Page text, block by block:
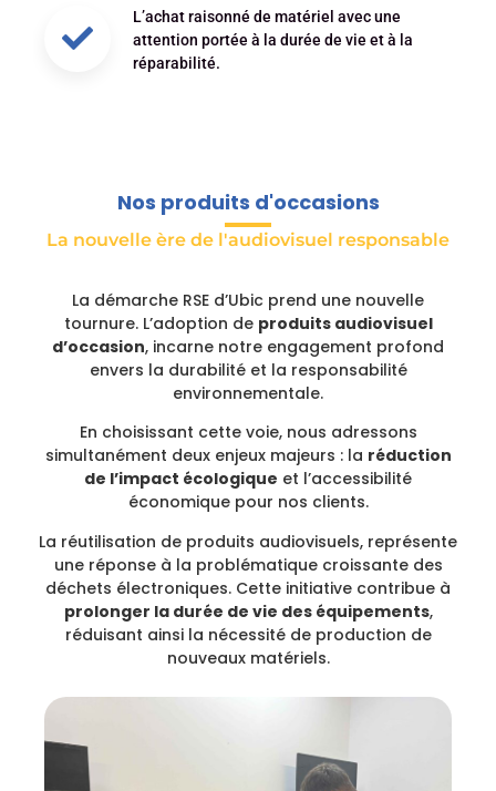
L’achat raisonné de matériel avec une
attention portée à la durée de vie et à la
réparabilité.
Nos produits d'occasions
La nouvelle ère de l'audiovisuel responsable
La démarche RSE d’Ubic prend une nouvelle
tournure. L’adoption de produits audiovisuel
d’occasion, incarne notre engagement profond
envers la durabilité et la responsabilité
environnementale.
En choisissant cette voie, nous adressons
simultanément deux enjeux majeurs : la réduction
de l’impact écologique et l’accessibilité
économique pour nos clients.
La réutilisation de produits audiovisuels, représente
une réponse à la problématique croissante des
déchets électroniques. Cette initiative contribue à
prolonger la durée de vie des équipements,
réduisant ainsi la nécessité de production de
nouveaux matériels.